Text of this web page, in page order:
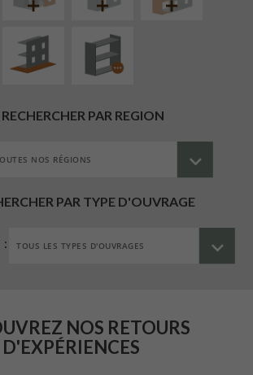
PAR REGION
PAR TYPE D'OUVRAGE
:
NOS RETOURS
D'EXPÉRIENCES